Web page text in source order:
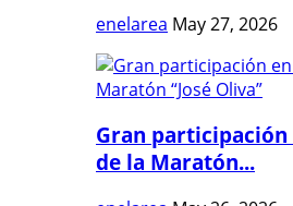
enelarea May 27, 2026
Gran participación
de la Maratón...